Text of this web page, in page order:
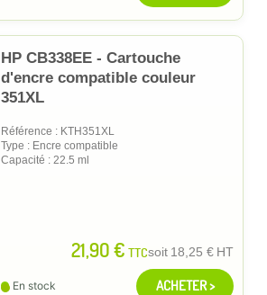
HP CB338EE - Cartouche
d'encre compatible couleur
351XL
Référence : KTH351XL
Type : Encre compatible
Capacité : 22.5 ml
21,90 € TTCsoit 18,25 € HT
En stock ACHETER >